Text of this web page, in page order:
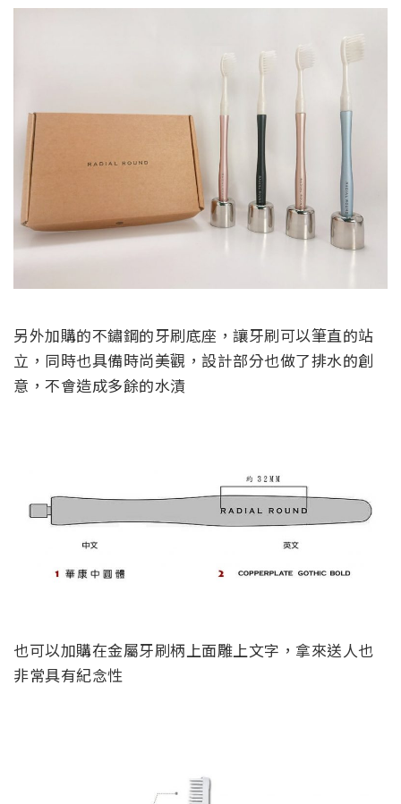
另外加購的不鏽鋼的牙刷底座，讓牙刷可以筆直的站
立，同時也具備時尚美觀，設計部分也做了排水的創
意，不會造成多餘的水漬
也可以加購在金屬牙刷柄上面雕上文字，拿來送人也
非常具有紀念性